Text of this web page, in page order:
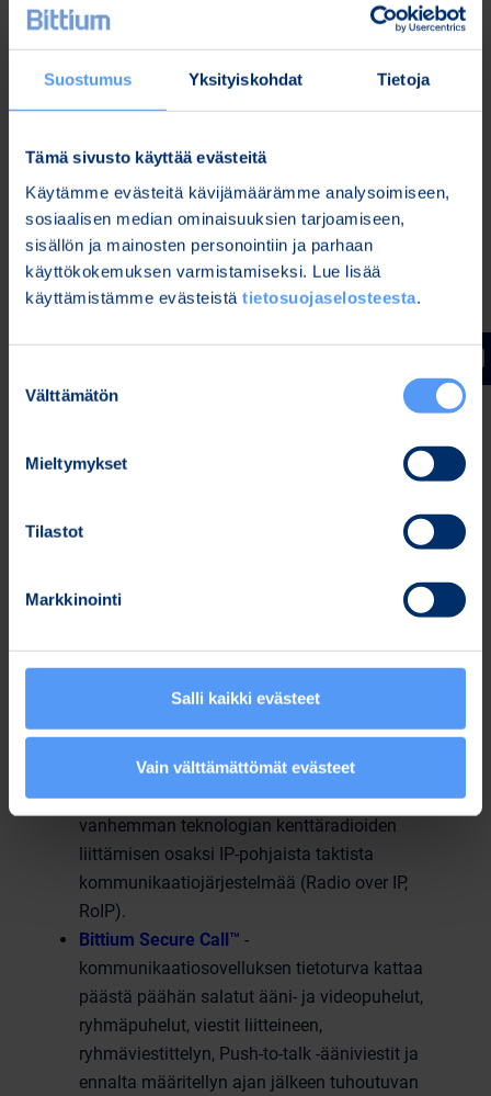
Suostumus Yksityiskohdat Tietoja
Tämä sivusto käyttää evästeitä
Käytämme evästeitä kävijämäärämme analysoimiseen,
sosiaalisen median ominaisuuksien tarjoamiseen,
sisällön ja mainosten personointiin ja parhaan
käyttökokemuksen varmistamiseksi. Lue lisää
käyttämistämme evästeistä tietosuojaselosteesta.
valinta
Välttämätön
Mieltymykset
Tilastot
Markkinointi
Salli kaikki evästeet
Vain välttämättömät evästeet
mobiilikommunikaation mahdollistava
kokonaisvaltainen ratkaisu, joka perustuu
tietoturvalliseen ja kestävään Bittium Tough
Mobile™ 2 -älypuhelimeen, joka voidaan liittää
kolmansien osapuolten taktisiin radioihin.
Ratkaisu on yhteensopiva eri
taistelunjohtojärjestelmien kanssa, mikä
mahdollistaa reaaliaikaisen ja tehokkaan
tilannetietoisuuden jakamisen taktisissa
verkoissa. Ratkaisua täydentävät tietoturvallisen
viestinnän ja tiedonsiirron mahdollistavat
lisävarusteet.
yksittäisen sotilaan käyttöön tarkoitetusta
Bittium Tough SDR Handheld™ -käsiradiosta ja
ajoneuvoihin asennettavasta Bittium Tough SDR
Vehicular™ -ajoneuvoradiosta. Radioiden avulla
reaaliaikaista tilannekuvaa (paikkatieto, kuva,
tasoilla.
joukkojen tiedonsiirron tarpeet toimimalla muun
muassa VoIP-puhelimena, IP-reitittimenä ja
kenttäparikaapelin toistimena. Lisäksi Bittium
Tough Comnode -laite mahdollistaa myös
vanhemman teknologian kenttäradioiden
liittämisen osaksi IP-pohjaista taktista
kommunikaatiojärjestelmää (Radio over IP,
RoIP).
Bittium Secure Call™ -
kommunikaatiosovelluksen tietoturva kattaa
päästä päähän salatut ääni- ja videopuhelut,
ryhmäpuhelut, viestit liitteineen,
ryhmäviestittelyn, Push-to-talk -ääniviestit ja
ennalta määritellyn ajan jälkeen tuhoutuvan